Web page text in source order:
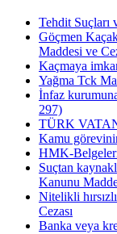
Tehdit Suçları
Göçmen
Maddesi ve
Kaçmaya
Yağma Tck
İnfaz
297)
TÜRK
Kamu
HMK-
Suçtan
Kanunu
Nitelikli
Cezası
Banka veya